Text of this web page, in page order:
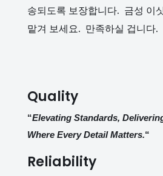
송되도록 보장합니다. 금성 이
맡겨 보세요. 만족하실 겁니다.
Quality
“Elevating Standards,
Where Every Detail Matters.“
Reliability